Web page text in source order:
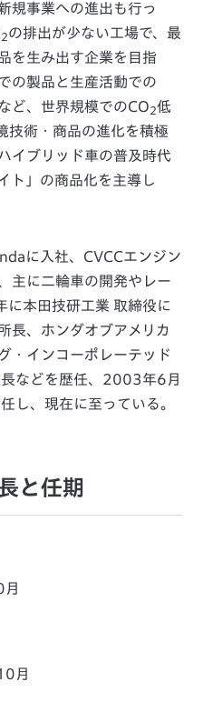
規事業への進出も行っ
2の排出が少ない工場で、最
を生み出す企業を目指
の製品と生産活動での
ど、世界規模でのCO2低
技術・商品の進化を積極
イブリッド車の普及時代
ト」の商品化を主導し
に入社、CVCCエンジン
主に二輪車の開発やレー
本田技研工業 取締役に
長、ホンダオブアメリカ
・インコーポレーテッド
などを歴任、2003年6月
し、現在に至っている。
と任期
月